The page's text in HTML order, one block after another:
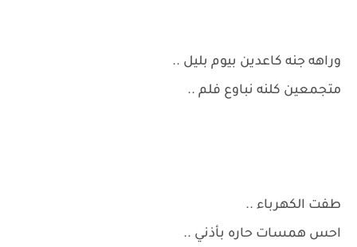
وراهه جنه كاعدين بيوم بليل ..
متجمعين كلنه نباوع فلم ..
طفت الكهرباء ..
احس همسات حاره بأذني ..